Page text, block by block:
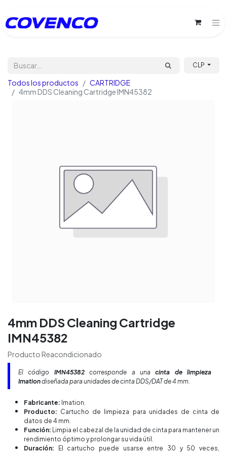
CLP
Todos los productos
CARTRIDGE
4mm DDS Cleaning Cartridge IMN45382
4mm DDS Cleaning Cartridge
IMN45382
Producto Reacondicionado
El código IMN45382corresponde a unacinta de limpieza
Imationdiseñada para unidades de cinta DDS/DAT de 4 mm.
Fabricante: Imation.
Producto: Cartucho de limpieza para unidades de cinta de
datos de 4 mm.
Función: Limpia el cabezal de la unidad de cinta para mantener un
rendimiento óptimo y prolongar su vida útil.
Duración: El cartucho puede usarse entre 30 y 50 veces,